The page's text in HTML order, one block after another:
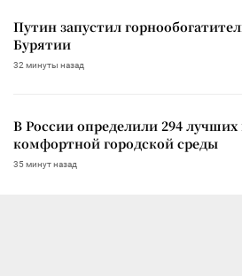
Путин запустил
Бурятии
32 минуты назад
В России определили 294 лучших
комфортной городской среды
35 минут назад